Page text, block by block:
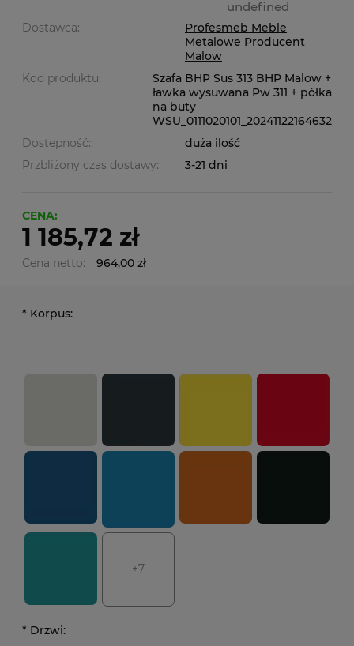
undefined
Dostawca:
Profesmeb Meble
Metalowe Producent
Malow
Kod produktu:
Szafa BHP Sus 313 BHP Malow +
ławka wysuwana Pw 311 + półka
na buty
WSU_0111020101_20241122164632
Dostepność::
duża ilość
Przbliżony czas dostawy::
3-21 dni
CENA:
1 185,72 zł
Cena netto: 964,00 zł
* Korpus:
+7
* Drzwi: